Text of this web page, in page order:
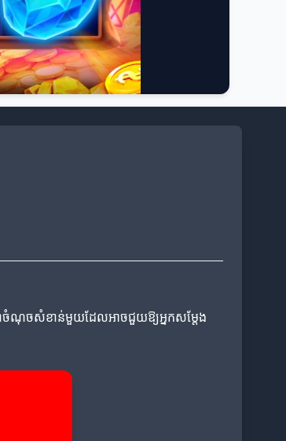
ជាចំណុចសំខាន់មួយដែលអាចជួយឱ្យអ្នកសម្តែង